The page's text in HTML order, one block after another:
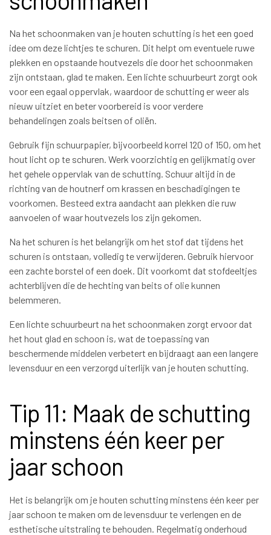
Na het schoonmaken van je houten schutting is het een goed
idee om deze lichtjes te schuren. Dit helpt om eventuele ruwe
plekken en opstaande houtvezels die door het schoonmaken
zijn ontstaan, glad te maken. Een lichte schuurbeurt zorgt ook
voor een egaal oppervlak, waardoor de schutting er weer als
nieuw uitziet en beter voorbereid is voor verdere
behandelingen zoals beitsen of oliën.
Gebruik fijn schuurpapier, bijvoorbeeld korrel 120 of 150, om het
hout licht op te schuren. Werk voorzichtig en gelijkmatig over
het gehele oppervlak van de schutting. Schuur altijd in de
richting van de houtnerf om krassen en beschadigingen te
voorkomen. Besteed extra aandacht aan plekken die ruw
aanvoelen of waar houtvezels los zijn gekomen.
Na het schuren is het belangrijk om het stof dat tijdens het
schuren is ontstaan, volledig te verwijderen. Gebruik hiervoor
een zachte borstel of een doek. Dit voorkomt dat stofdeeltjes
achterblijven die de hechting van beits of olie kunnen
belemmeren.
Een lichte schuurbeurt na het schoonmaken zorgt ervoor dat
het hout glad en schoon is, wat de toepassing van
beschermende middelen verbetert en bijdraagt aan een langere
levensduur en een verzorgd uiterlijk van je houten schutting.
Tip 11: Maak de schutting
minstens één keer per
jaar schoon
Het is belangrijk om je houten schutting minstens één keer per
jaar schoon te maken om de levensduur te verlengen en de
esthetische uitstraling te behouden. Regelmatig onderhoud